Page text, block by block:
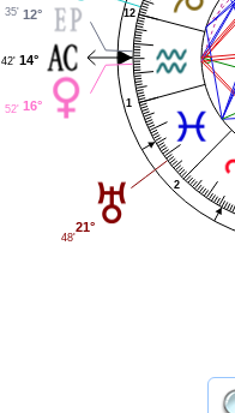
1
2
12
12°
35'
14°
42'
16°
52'
21°
48'